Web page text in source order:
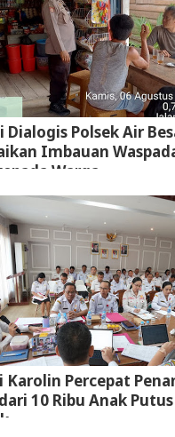
Dialogis Polsek Air
Imbauan
Warga
Karolin Percepat
10 Ribu Anak